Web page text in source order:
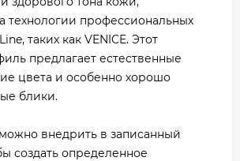
технологии профессиональных
таких как VENICE. Этот
предлагает естественные
цвета и особенно хорошо
блики.
внедрить в записанный
создать определенное